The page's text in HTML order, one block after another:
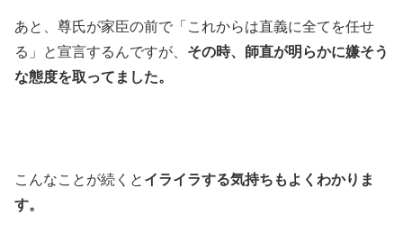
あと、尊氏が家臣の前で「これからは直義に全てを任せ
る」と宣言するんですが、 その時、師直が明らかに嫌そう
な態度を取ってました。
こんなことが続くと イライラする気持ちもよくわかりま
す。